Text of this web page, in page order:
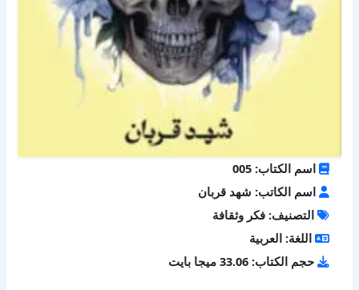
اسم الكتاب: 005
اسم الكاتب: شهد قربان
التصنيف: فكر وثقافة
اللغة: العربية
حجم الكتاب: 33.06 ميجا بايت